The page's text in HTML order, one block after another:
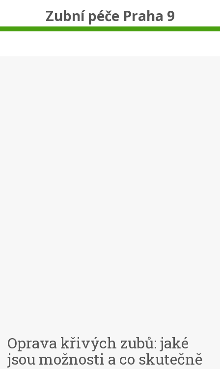
Zubní péče Praha 9
Oprava křivých zubů: jaké
jsou možnosti a co skutečně